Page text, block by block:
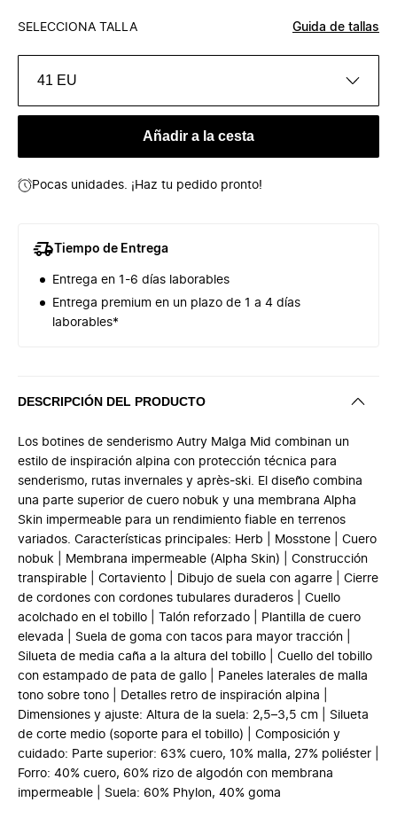
SELECCIONA TALLA Guida de tallas
41 EU
Añadir a la cesta
Pocas unidades. ¡Haz tu pedido pronto!
Tiempo de Entrega
Entrega en 1-6 días laborables
Entrega premium en un plazo de 1 a 4 días
laborables*
DESCRIPCIÓN DEL PRODUCTO
Los botines de senderismo Autry Malga Mid combinan un
estilo de inspiración alpina con protección técnica para
senderismo, rutas invernales y après‑ski. El diseño combina
una parte superior de cuero nobuk y una membrana Alpha
Skin impermeable para un rendimiento fiable en terrenos
variados. Características principales: Herb | Mosstone | Cuero
nobuk | Membrana impermeable (Alpha Skin) | Construcción
transpirable | Cortaviento | Dibujo de suela con agarre | Cierre
de cordones con cordones tubulares duraderos | Cuello
acolchado en el tobillo | Talón reforzado | Plantilla de cuero
elevada | Suela de goma con tacos para mayor tracción |
Silueta de media caña a la altura del tobillo | Cuello del tobillo
con estampado de pata de gallo | Paneles laterales de malla
tono sobre tono | Detalles retro de inspiración alpina |
Dimensiones y ajuste: Altura de la suela: 2,5–3,5 cm | Silueta
de corte medio (soporte para el tobillo) | Composición y
cuidado: Parte superior: 63% cuero, 10% malla, 27% poliéster |
Forro: 40% cuero, 60% rizo de algodón con membrana
impermeable | Suela: 60% Phylon, 40% goma